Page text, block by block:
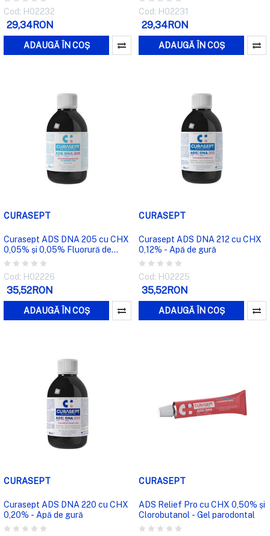
Cod: H02232
29,34RON
ADAUGĂ ÎN COȘ
Cod: H02231
29,34RON
ADAUGĂ ÎN COȘ
CURASEPT
Curasept ADS DNA 205 cu CHX
0,05% și 0,05% Fluorură de
Sodiu - Apă de gură
Cod: H02226
35,52RON
ADAUGĂ ÎN COȘ
CURASEPT
Curasept ADS DNA 212 cu CHX
0,12% - Apă de gură
Cod: H02225
35,52RON
ADAUGĂ ÎN COȘ
CURASEPT
Curasept ADS DNA 220 cu CHX
0,20% - Apă de gură
CURASEPT
ADS Relief Pro cu CHX 0,50% și
Clorobutanol - Gel parodontal